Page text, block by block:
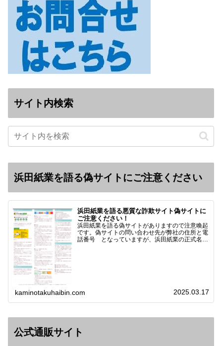
サイト内検索
浜田紙業を語る偽サイトにご注意ください
浜田紙業を語る悪質な詐欺サイト偽サイトに
ご注意ください！
浜田紙業を語る偽サイトがありますので注意喚起
です。偽サイトの問い合わせ先が弊社の住所と電
話番号 となっていますが、浜田紙業の正式名称
kaminotakuhaibin.com 2025.03.17
公式通販サイト